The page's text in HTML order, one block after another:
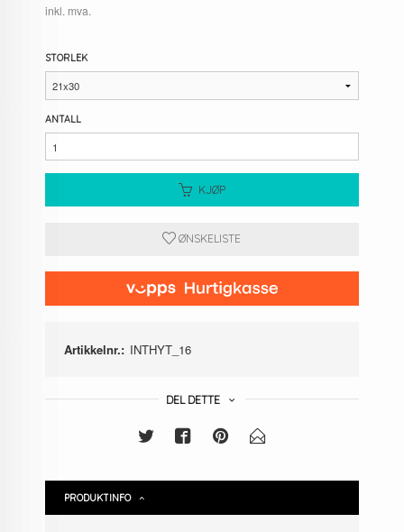
inkl. mva.
STORLEK
ANTALL
KJØP
ØNSKELISTE
Artikkelnr.: INTHYT_16
DEL DETTE
PRODUKTINFO